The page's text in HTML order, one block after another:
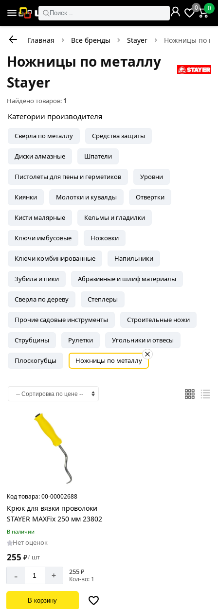
Поиск ..
0 0
Главная Все бренды Stayer Ножницы по
Ножницы по металлу
Stayer
Найдено товаров: 1
Категории производителя
Сверла по металлу Средства защиты
Диски алмазные Шпатели
Пистолеты для пены и герметиков Уровни
Киянки Молотки и кувалды Отвертки
Кисти малярные Кельмы и гладилки
Ключи имбусовые Ножовки
Ключи комбинированные Напильники
Зубила и пики Абразивные и шлиф материалы
Сверла по дереву Степлеры
Прочие садовые инструменты Строительные ножи
Струбцины Рулетки Угольники и отвесы
Плоскогубцы Ножницы по металлу
Код товара:00-00002688
Крюк для вязки проволоки
STAYER MAXFix 250 мм 23802
В наличии
Нет оценок
255 ₽/ шт
- + 255 ₽
Кол-во: 1
В корзину